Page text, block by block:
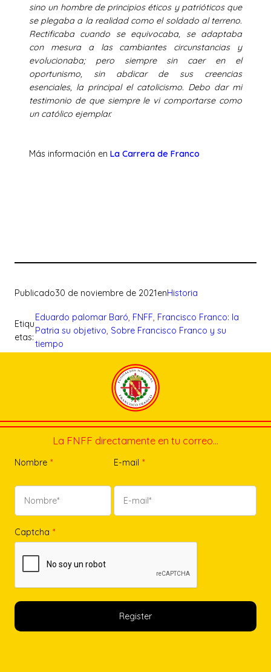
sino un hombre de principios éticos y patrióticos que
se plegaba a la realidad como el soldado al terreno.
Rectificaba cuando se equivocaba, se adaptaba
con mesura a las cambiantes circunstancias y
evolucionaba; pero siempre sin caer en el
oportunismo, sin abdicar de sus creencias
esenciales, la principal el catolicismo. Debo dar mi
testimonio de que siempre le vi comportarse como
un católico ejemplar.
Más información en La Carrera de Franco
Publicado30 de noviembre de 2021enHistoria
Etiqu
etas:
Eduardo palomar Baró, FNFF, Francisco Franco: la
Patria su objetivo, Sobre Francisco Franco y su
tiempo
La FNFF directamente en tu correo…
Nombre * E-mail *
Captcha *